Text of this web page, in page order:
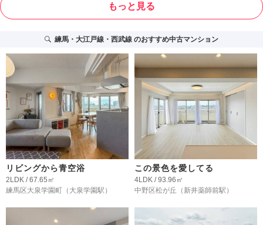
もっと見る
練馬・大江戸線・西武線のおすすめ中古マンション
リビングから青空浴
2LDK / 67.65㎡
練馬区大泉学園町 （大泉学園駅）
この景色を愛してる
4LDK / 93.96㎡
中野区松が丘 （新井薬師前駅）